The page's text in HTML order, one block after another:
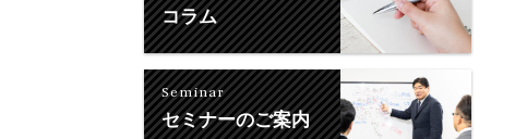
コラム
Seminar
セミナーのご案内